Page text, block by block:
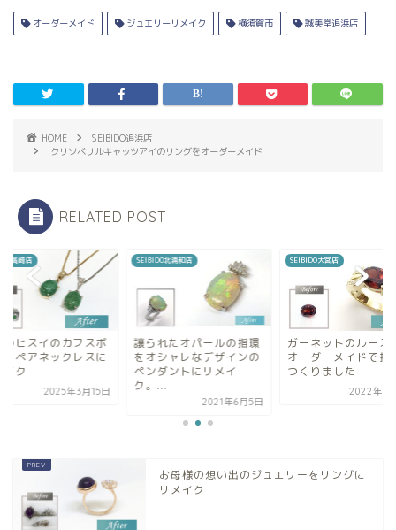
オーダーメイド ジュエリーリメイク 横須賀市 誠美堂追浜店
HOME
SEIBIDO追浜店
クリソベリルキャッツアイのリングをオーダーメイド
RELATED POST
SEIBIDO北浦和店
譲られたオパールの指環
をオシャレなデザインの
ペンダントにリメイ
SEIBIDO大宮店
ガーネットのルースから
オーダーメイドで指環を
つくりました
SEIBIDO高崎店
形見のヒスイの
タンをペアネッ
リメイク
お母様の想い出のジュエリーをリングに
リメイク